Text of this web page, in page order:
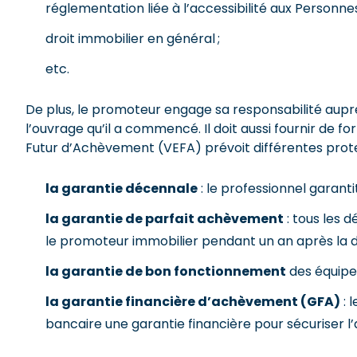
réglementation liée à l’accessibilité aux
droit immobilier en général ;
etc.
De plus, le promoteur engage sa responsabilité
l’ouvrage qu’il a commencé. Il doit aussi fournir de
Futur d’Achèvement (VEFA) prévoit différentes
la garantie décennale: le professionnel
la garantie de parfait achèvement : tous les
le promoteur immobilier pendant un an après la
la garantie de bon fonctionnement des
la garantie financière d’achèvement (GFA) :
bancaire une garantie financière pour sécuriser